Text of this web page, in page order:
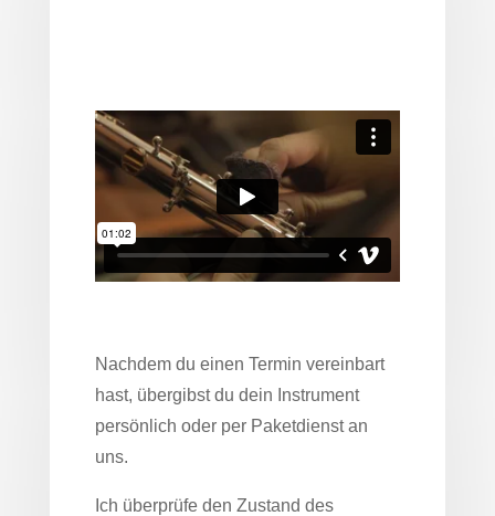
Nachdem du einen Termin vereinbart
hast, übergibst du dein Instrument
persönlich oder per Paketdienst an
uns.
Ich überprüfe den Zustand des